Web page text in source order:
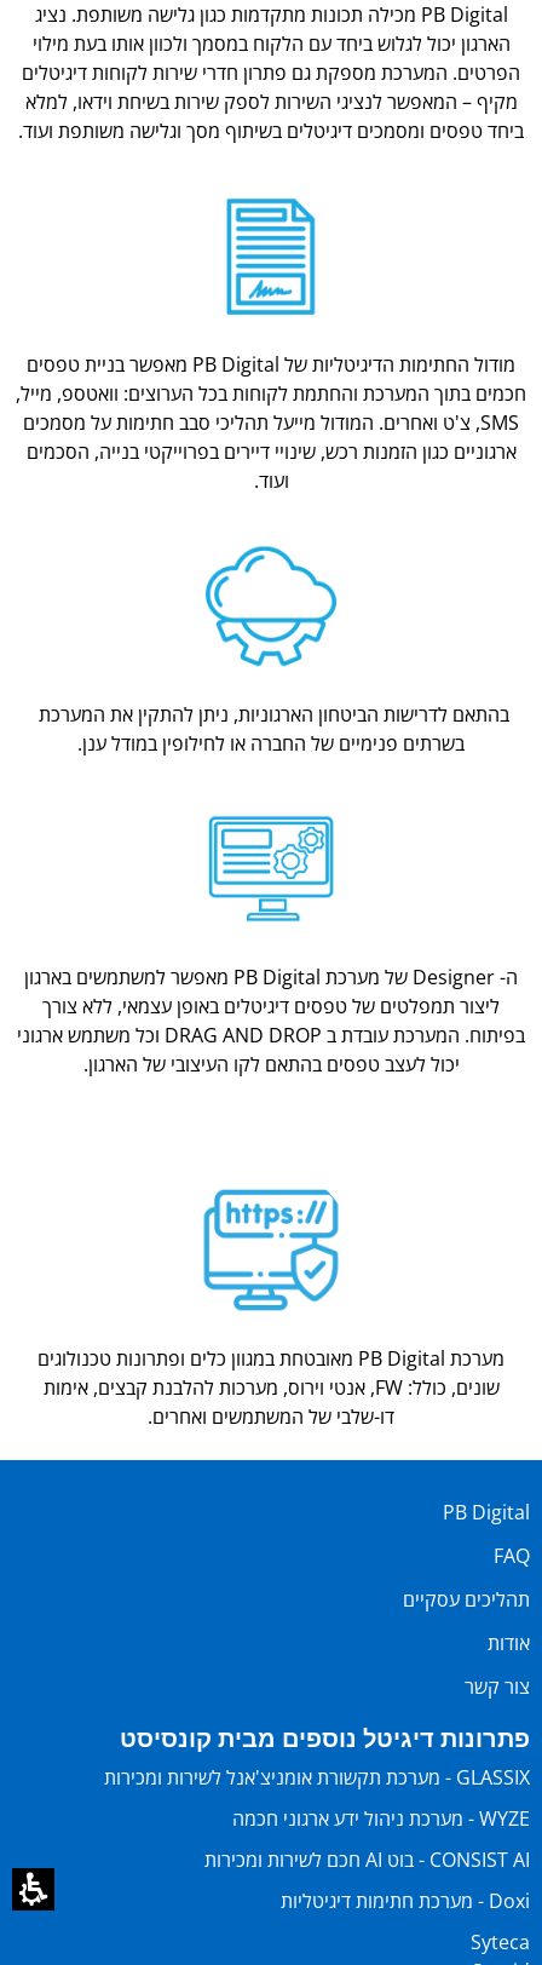
PB Digital מכילה תכונות מתקדמות כגון גלישה משותפת. נציג
הארגון יכול לגלוש ביחד עם הלקוח במסמך ולכוון אותו בעת מילוי
הפרטים. המערכת מספקת גם פתרון חדרי שירות לקוחות דיגיטלים
מקיף – המאפשר לנציגי השירות לספק שירות בשיחת וידאו, למלא
ביחד טפסים ומסמכים דיגיטלים בשיתוף מסך וגלישה משותפת ועוד.
מודול החתימות הדיגיטליות של PB Digital מאפשר בניית טפסים
חכמים בתוך המערכת והחתמת לקוחות בכל הערוצים: וואטספ, מייל,
SMS, צ'ט ואחרים. המודול מייעל תהליכי סבב חתימות על מסמכים
ארגוניים כגון הזמנות רכש, שינויי דיירים בפרוייקטי בנייה, הסכמים
ועוד.
בהתאם לדרישות הביטחון הארגוניות, ניתן להתקין את המערכת
בשרתים פנימיים של החברה או לחילופין במודל ענן.
ה- Designer של מערכת PB Digital מאפשר למשתמשים בארגון
ליצור תמפלטים של טפסים דיגיטלים באופן עצמאי, ללא צורך
בפיתוח. המערכת עובדת ב DRAG AND DROP וכל משתמש ארגוני
יכול לעצב טפסים בהתאם לקו העיצובי של הארגון.
מערכת PB Digital מאובטחת במגוון כלים ופתרונות טכנולוגים
שונים, כולל: FW, אנטי וירוס, מערכות להלבנת קבצים, אימות
דו-שלבי של המשתמשים ואחרים.
PB Digital
FAQ
תהליכים עסקיים
אודות
צור קשר
פתרונות דיגיטל נוספים מבית קונסיסט
GLASSIX - מערכת תקשורת אומניצ'אנל לשירות ומכירות
WYZE - מערכת ניהול ידע ארגוני חכמה
CONSIST AI - בוט AI חכם לשירות ומכירות
Doxi - מערכת חתימות דיגיטליות
Syteca